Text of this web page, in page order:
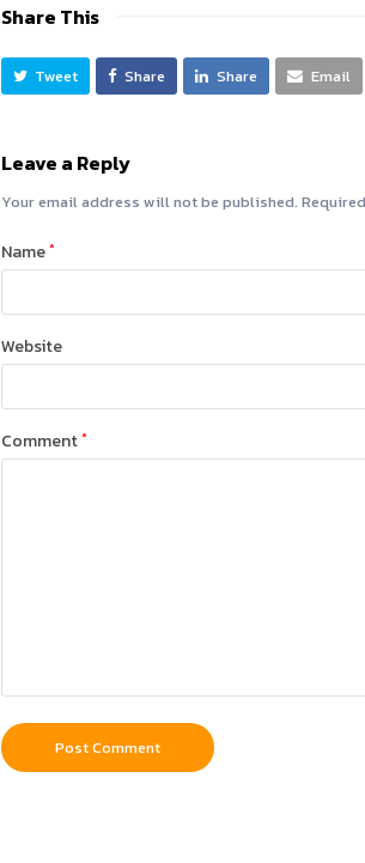
Share This
Tweet Share Share Email
Leave a Reply
Your email address will not be published.
Name *
Website
Comment *